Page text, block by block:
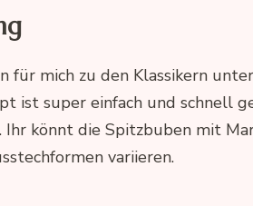
für mich zu den Klassikern
ist super einfach und schnell
könnt die Spitzbuben mit
variieren.